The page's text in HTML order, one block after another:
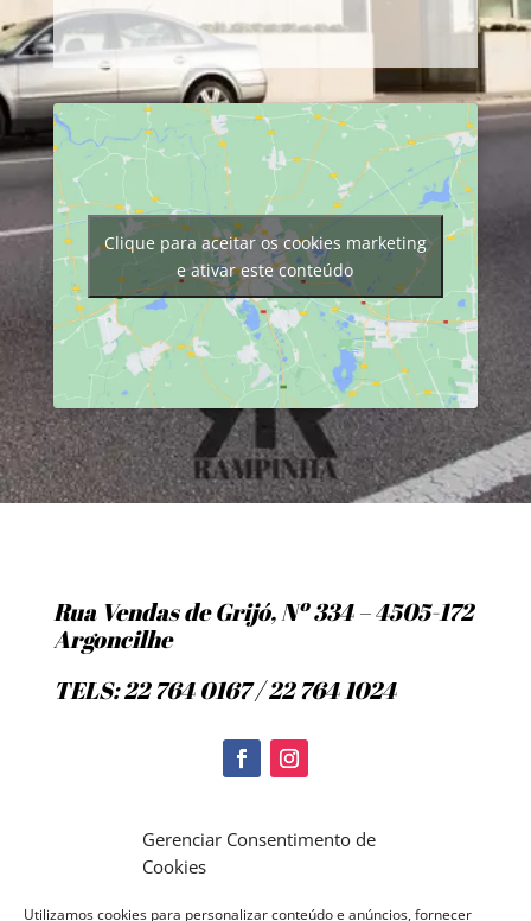
Gerenciar Consentimento de
Cookies
Utilizamos cookies para personalizar conteúdo e anúncios, fornecer
Clique para aceitar os cookies marketing
e ativar este conteúdo
Rua Vendas de Grijó, Nº 334 – 4505-172
Argoncilhe
TELS: 22 764 0167 / 22 764 1024
Politica de Cookies